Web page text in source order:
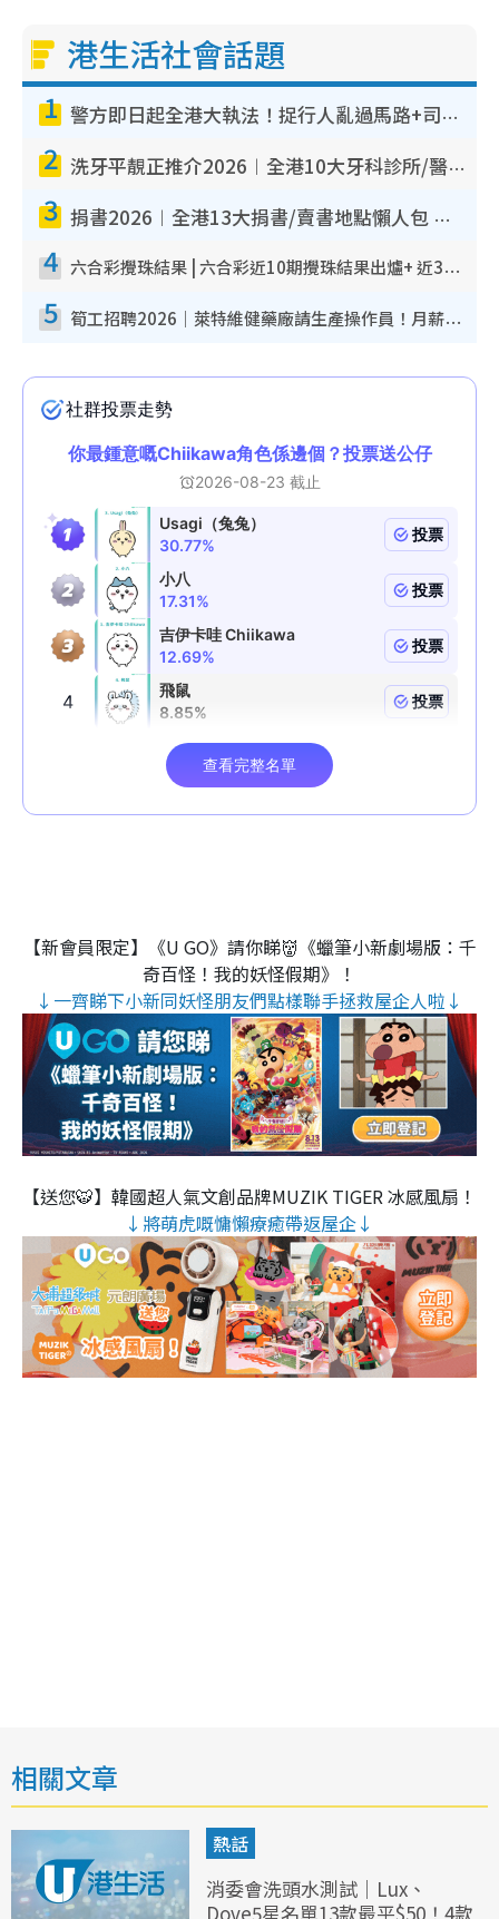
港生活社會話題
1 警方即日起全港大執法！捉行人亂過馬路+司機不專注駕駛！亂過馬路罰$2000
2 洗牙平靚正推介2026︱全港10大牙科診所/醫院懶人包 夜診至8點/鎮靜潔牙/醫療券適用
3 捐書2026︱全港13大捐書/賣書地點懶人包 二手課本最高$150＋舊書換免費咖啡/戲票
4 六合彩攪珠結果 | 六合彩近10期攪珠結果出爐+ 近30期最旺熱門中獎號碼
5 筍工招聘2026｜萊特維健藥廠請生產操作員！月薪高達$1.7萬 冷氣廠房/五天工作/保證雙糧
【新會員限定】《U GO》請你睇👹《蠟筆小新劇場版：千
奇百怪！我的妖怪假期》！
↓一齊睇下小新同妖怪朋友們點樣聯手拯救屋企人啦↓
【送您🐯】韓國超人氣文創品牌MUZIK TIGER 冰感風扇！
↓將萌虎嘅慵懶療癒帶返屋企↓
相關文章
熱話
消委會洗頭水測試｜Lux、
Dove5星名單13款最平$50！4款